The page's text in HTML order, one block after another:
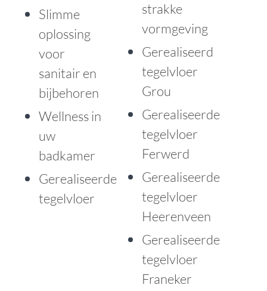
Slimme
oplossing
voor
sanitair en
bijbehoren
Wellness in
uw
badkamer
Gerealiseerde
tegelvloer
strakke
vormgeving
Gerealiseerd
tegelvloer
Grou
Gerealiseerde
tegelvloer
Ferwerd
Gerealiseerde
tegelvloer
Heerenveen
Gerealiseerde
tegelvloer
Franeker